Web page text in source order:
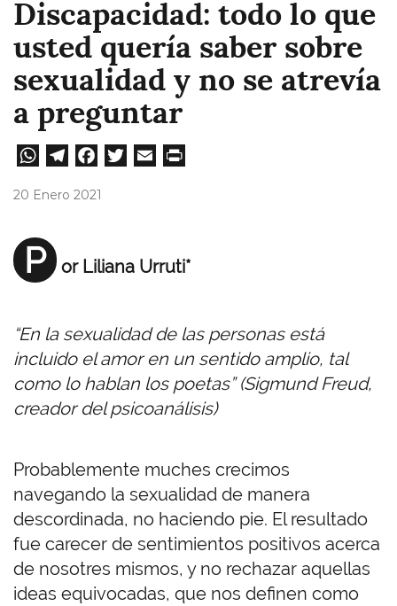
Discapacidad: todo lo que
usted quería saber sobre
sexualidad y no se atrevía
a preguntar
W
A
pp
Te
m
Fa
20 Enero 2021
P or Liliana Urruti*
“En la sexualidad de las personas está
incluido el amor en un sentido amplio, tal
como lo hablan los poetas” (Sigmund Freud,
creador del psicoanálisis)
Probablemente muches crecimos
navegando la sexualidad de manera
descordinada, no haciendo pie. El resultado
fue carecer de sentimientos positivos acerca
de nosotres mismos, y no rechazar aquellas
ideas equivocadas, que nos definen como